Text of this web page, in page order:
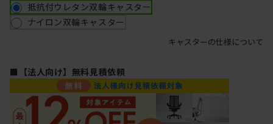
抵抗付ウレタン双輪キャスター
ナイロン双輪キャスター
キャスターの仕様について
■【法人向け】無料見積依頼